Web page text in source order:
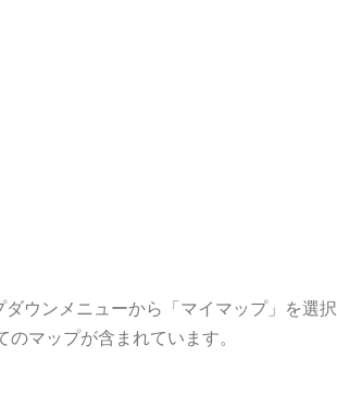
ウンメニューから「マイマップ」を選択
マップが含まれています。